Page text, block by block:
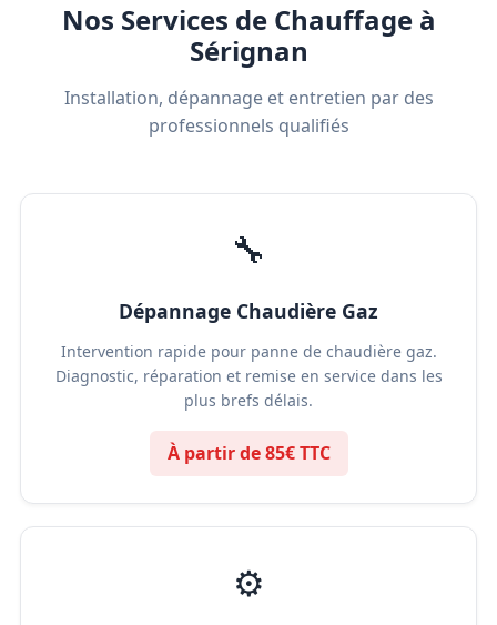
Nos Services de Chauffage à
Sérignan
Installation, dépannage et entretien par des
professionnels qualifiés
🔧
Dépannage Chaudière Gaz
Intervention rapide pour panne de chaudière gaz.
Diagnostic, réparation et remise en service dans les
plus brefs délais.
À partir de 85€ TTC
⚙️